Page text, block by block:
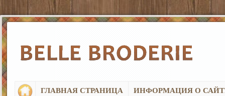
ГЛАВНАЯ СТРАНИЦА ИНФОРМАЦИЯ О